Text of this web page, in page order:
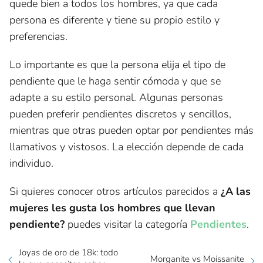
quede bien a todos los hombres, ya que cada
persona es diferente y tiene su propio estilo y
preferencias.
Lo importante es que la persona elija el tipo de
pendiente que le haga sentir cómoda y que se
adapte a su estilo personal. Algunas personas
pueden preferir pendientes discretos y sencillos,
mientras que otras pueden optar por pendientes más
llamativos y vistosos. La elección depende de cada
individuo.
Si quieres conocer otros artículos parecidos a ¿A las
mujeres les gusta los hombres que llevan
pendiente? puedes visitar la categoría Pendientes.
Joyas de oro de 18k: todo
Morganite vs Moissanite